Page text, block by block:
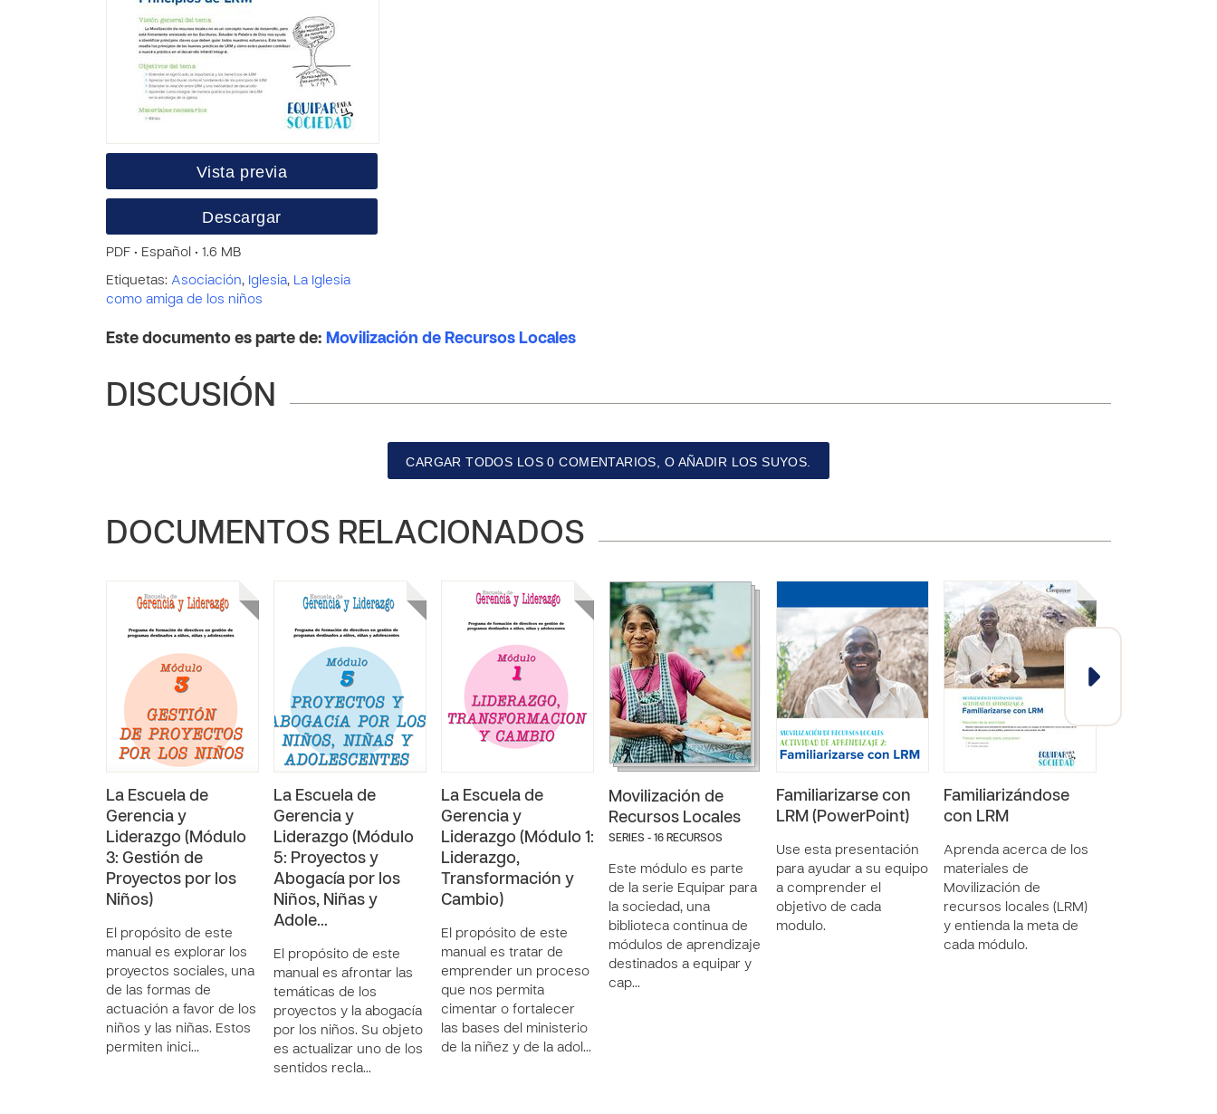
Vista previa
Descargar
PDF • Español • 1.6 MB
Etiquetas: Asociación, Iglesia, La Iglesia
como amiga de los niños
Este documento es parte de: Movilización de Recursos Locales
DISCUSIÓN
CARGAR TODOS LOS 0 COMENTARIOS, O AÑADIR LOS SUYOS.
DOCUMENTOS RELACIONADOS
La Escuela de
Gerencia y
Liderazgo (Módulo
3: Gestión de
Proyectos por los
Niños)
El propósito de este
manual es explorar los
proyectos sociales, una
de las formas de
actuación a favor de los
niños y las niñas. Estos
permiten inici…
La Escuela de
Gerencia y
Liderazgo (Módulo
5: Proyectos y
Abogacía por los
Niños, Niñas y
Adole…
El propósito de este
manual es afrontar las
temáticas de los
proyectos y la abogacía
por los niños. Su objeto
es actualizar uno de los
sentidos recla…
La Escuela de
Gerencia y
Liderazgo (Módulo 1:
Liderazgo,
Transformación y
Cambio)
El propósito de este
manual es tratar de
emprender un proceso
que nos permita
cimentar o fortalecer
las bases del ministerio
de la niñez y de la adol…
Movilización de
Recursos Locales
SERIES - 16 RECURSOS
Este módulo es parte
de la serie Equipar para
la sociedad, una
biblioteca continua de
módulos de aprendizaje
destinados a equipar y
cap…
Familiarizarse con
LRM (PowerPoint)
Use esta presentación
para ayudar a su equipo
a comprender el
objetivo de cada
modulo.
Familiarizándose
con LRM
Aprenda acerca de los
materiales de
Movilización de
recursos locales (LRM)
y entienda la meta de
cada módulo.